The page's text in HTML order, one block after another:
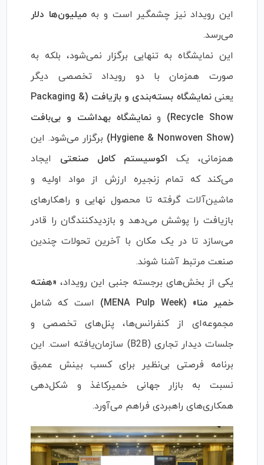
این رویداد نیز چشمگیر است و بهمیلیون‌ها دلار
می‌رسد.
این نمایشگاه به تنهایی برگزار نمی‌شود، بلکه به
صورت همزمان با دو رویداد تخصصی دیگر
یعنی
نمایشگاه بسته‌بندی و بازیافت (Packaging &
Recycle Show)
ونمایشگاه بهداشت و بی‌بافت
(Hygiene & Nonwoven Show)
برگزار می‌شود. این
همزمانی، یک اکوسیستم کامل صنعتی ایجاد
می‌کند که تمام زنجیره ارزش از مواد اولیه و
ماشین‌آلات گرفته تا محصول نهایی و راهکارهای
بازیافت را پوشش می‌دهد و بازدیدکنندگان را قادر
می‌سازد تا در یک مکان با آخرین تحولات چندین
صنعت مرتبط آشنا شوند.
یکی از بخش‌های برجسته جنبی این رویداد، «هفته
خمیر منا» (MENA Pulp Week)
است که شامل
مجموعه‌ای از کنفرانس‌ها، پنل‌های تخصصی و
جلسات دیدار تجاری (B2B) سازمان‌یافته است. این
برنامه فرصتی بی‌نظیر برای کسب بینش عمیق
نسبت به بازار جهانی خمیرکاغذ و شکل‌دهی
همکاری‌های راهبردی فراهم می‌آورد.